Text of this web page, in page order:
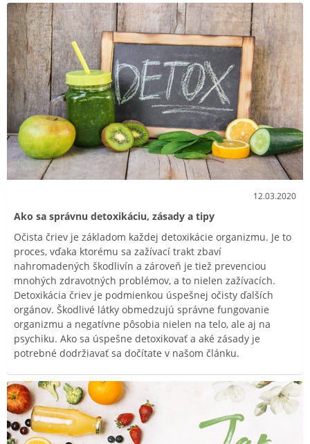
12.03.2020
Ako sa správnu detoxikáciu, zásady a tipy
Očista čriev je základom každej detoxikácie organizmu. Je to
proces, vďaka ktorému sa zažívací trakt zbaví
nahromadených škodlivín a zároveň je tiež prevenciou
mnohých zdravotných problémov, a to nielen zažívacích.
Detoxikácia čriev je podmienkou úspešnej očisty ďalších
orgánov. Škodlivé látky obmedzujú správne fungovanie
organizmu a negatívne pôsobia nielen na telo, ale aj na
psychiku. Ako sa úspešne detoxikovať a aké zásady je
potrebné dodržiavať sa dočítate v našom článku.